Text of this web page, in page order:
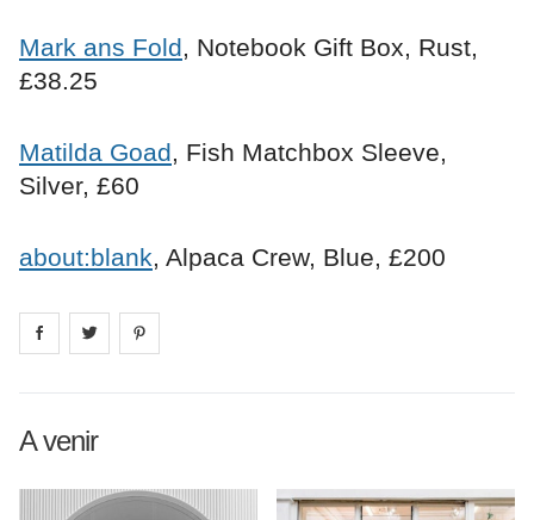
Mark ans Fold, Notebook Gift Box, Rust,
£38.25
Matilda Goad, Fish Matchbox Sleeve,
Silver, £60
about:blank, Alpaca Crew, Blue, £200
Share on facebook
Share on
A venir